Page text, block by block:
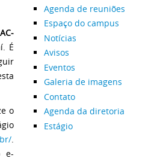
É
o
.
e-
Agenda de reuniões
Espaço do campus
Notícias
Avisos
Eventos
Galeria de imagens
Contato
Agenda da diretoria
Estágio